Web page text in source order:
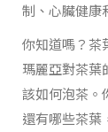
制、心臟健康
你知道嗎？茶
瑪麗亞對茶葉
該如何泡茶。
還有哪些茶葉